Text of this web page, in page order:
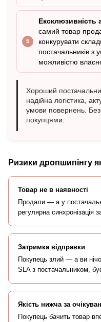
Ексклюзивність
самий товар
конкурувати
постачальників з
можливістю
Хороший
надійна логістика,
умови повернень. Без
покупцями.
Ризики дропшипінгу
Товар не в наявності
Продали — а у
регулярна синхронізація
Затримка відправки
Покупець злий — а ви
SLA з постачальником,
Якість нижча за
Покупець бачить товар